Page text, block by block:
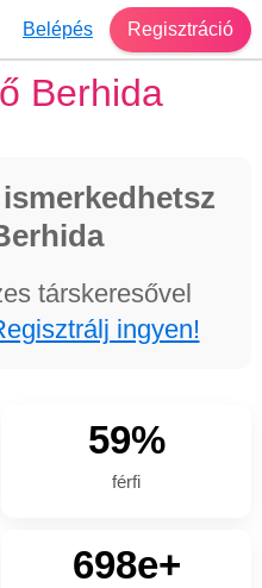
Belépés Regisztráció
Berhida
társkeresővel
ingyen!
59%
férfi
698e+